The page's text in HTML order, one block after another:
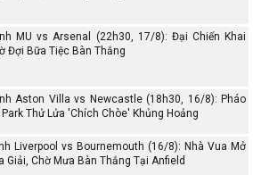
MU vs Arsenal (22h30, 17/8): Đại Chiến Khai
Đợi Bữa Tiệc Bàn Thắng
Aston Villa vs Newcastle (18h30, 16/8): Pháo
Thử Lửa 'Chích Chòe' Khủng Hoảng
Liverpool vs Bournemouth (16/8): Nhà Vua Mở
Giải, Chờ Mưa Bàn Thắng Tại Anfield